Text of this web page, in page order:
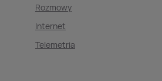
Rozmowy
Internet
Telemetria